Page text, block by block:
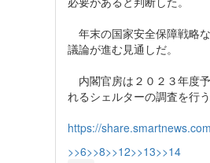
年末の国家安全保障戦略
議論が進む見通しだ。
内閣官房は２０２３年度
れるシェルターの調査を行
https://
>>6>>8>>12>>13>>14